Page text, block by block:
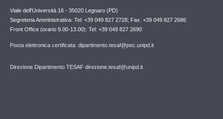
Viale dell'Università 16 - 35020 Legnaro (PD)
Segreteria Amministrativa: Tel: +39 049 827 2728; Fax: +39 049 827 2686
Front Office (orario 9.00-13.00): Tel: +39 049 827 2690
Posta elettronica certificata: dipartimento.tesaf@pec.unipd.it
Direzione Dipartimento TESAF direzione.tesaf@unipd.it